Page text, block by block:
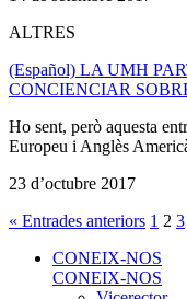
ALTRES
(Español) LA UMH
CONCIENCIAR
Ho sent, però aquesta
Europeu i Anglès
23 d’octubre 2017
« Entrades anteriors 1 2 3
CONEIX-NOS
CONEIX-NOS